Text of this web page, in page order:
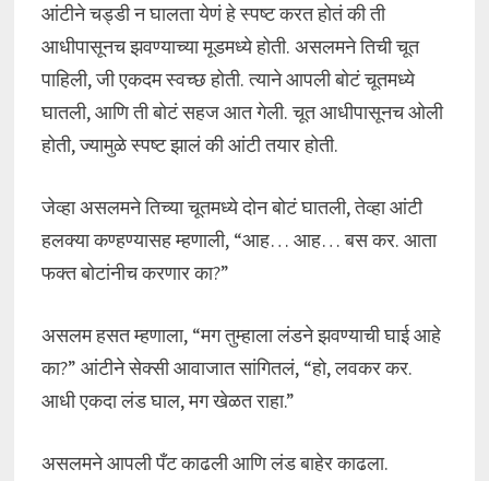
आंटीने चड्डी न घालता येणं हे स्पष्ट करत होतं की ती
आधीपासूनच झवण्याच्या मूडमध्ये होती. असलमने तिची चूत
पाहिली, जी एकदम स्वच्छ होती. त्याने आपली बोटं चूतमध्ये
घातली, आणि ती बोटं सहज आत गेली. चूत आधीपासूनच ओली
होती, ज्यामुळे स्पष्ट झालं की आंटी तयार होती.
जेव्हा असलमने तिच्या चूतमध्ये दोन बोटं घातली, तेव्हा आंटी
हलक्या कण्हण्यासह म्हणाली, “आह… आह… बस कर. आता
फक्त बोटांनीच करणार का?”
असलम हसत म्हणाला, “मग तुम्हाला लंडने झवण्याची घाई आहे
का?” आंटीने सेक्सी आवाजात सांगितलं, “हो, लवकर कर.
आधी एकदा लंड घाल, मग खेळत राहा.”
असलमने आपली पँट काढली आणि लंड बाहेर काढला.